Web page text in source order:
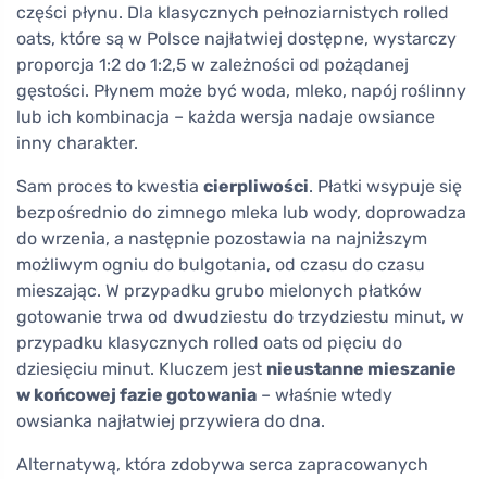
części płynu. Dla klasycznych pełnoziarnistych rolled
oats, które są w Polsce najłatwiej dostępne, wystarczy
proporcja 1:2 do 1:2,5 w zależności od pożądanej
gęstości. Płynem może być woda, mleko, napój roślinny
lub ich kombinacja – każda wersja nadaje owsiance
inny charakter.
Sam proces to kwestia cierpliwości. Płatki wsypuje się
bezpośrednio do zimnego mleka lub wody, doprowadza
do wrzenia, a następnie pozostawia na najniższym
możliwym ogniu do bulgotania, od czasu do czasu
mieszając. W przypadku grubo mielonych płatków
gotowanie trwa od dwudziestu do trzydziestu minut, w
przypadku klasycznych rolled oats od pięciu do
dziesięciu minut. Kluczem jest nieustanne mieszanie
w końcowej fazie gotowania – właśnie wtedy
owsianka najłatwiej przywiera do dna.
Alternatywą, która zdobywa serca zapracowanych